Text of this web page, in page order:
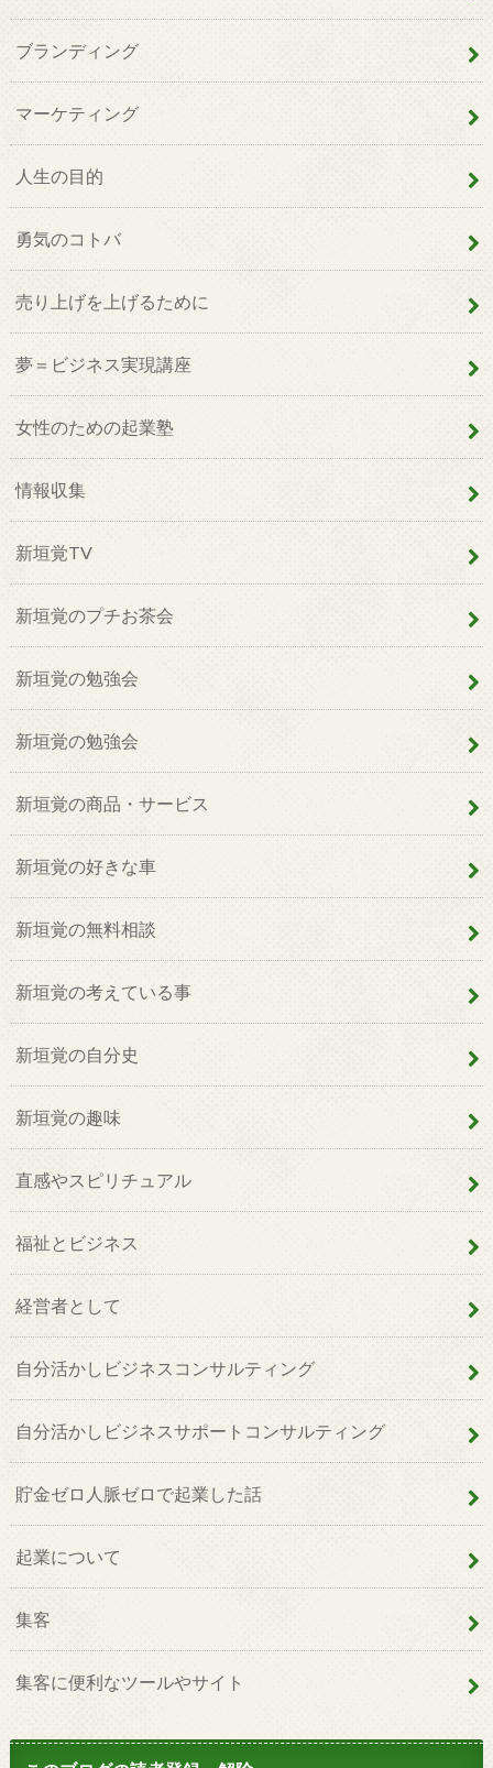
ブランディング
マーケティング
人生の目的
勇気のコトバ
売り上げを上げるために
夢＝ビジネス実現講座
女性のための起業塾
情報収集
新垣覚TV
新垣覚のプチお茶会
新垣覚の勉強会
新垣覚の勉強会
新垣覚の商品・サービス
新垣覚の好きな車
新垣覚の無料相談
新垣覚の考えている事
新垣覚の自分史
新垣覚の趣味
直感やスピリチュアル
福祉とビジネス
経営者として
自分活かしビジネスコンサルティング
自分活かしビジネスサポートコンサルティング
貯金ゼロ人脈ゼロで起業した話
起業について
集客
集客に便利なツールやサイト